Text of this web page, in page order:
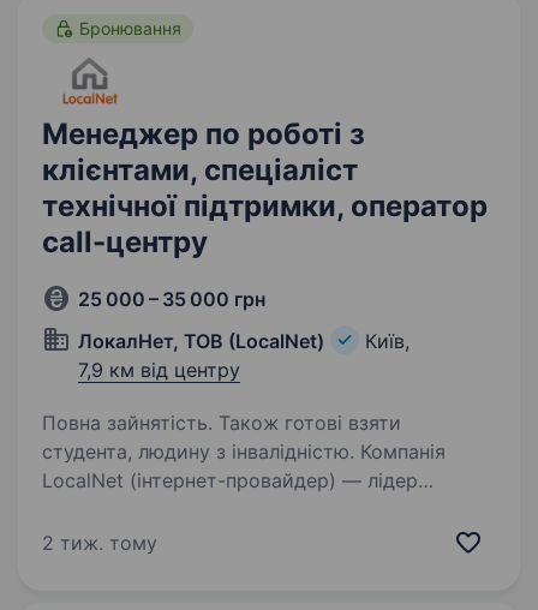
Бронювання
Менеджер по роботі з
клієнтами, спеціаліст
технічної підтримки, оператор
call-центру
25 000 – 35 000 грн
ЛокалНет, ТОВ (LocalNet)
Київ,
7,9 км від центру
Повна зайнятість. Також готові взяти
студента, людину з інвалідністю. Компанія
LocalNet (інтернет-провайдер) — лідер
районі. Наша команда складається
2 тиж. тому